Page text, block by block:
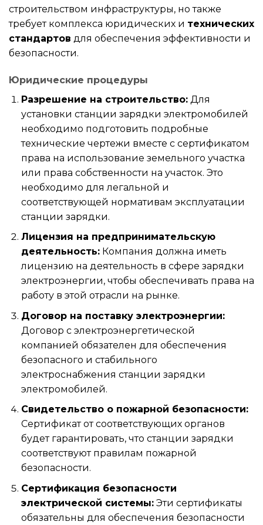
строительством инфраструктуры, но также
требует комплекса юридических и технических
стандартов для обеспечения эффективности и
безопасности.
Юридические процедуры
Разрешение на строительство:Для
установки станции зарядки электромобилей
необходимо подготовить подробные
технические чертежи вместе с сертификатом
права на использование земельного участка
или права собственности на участок. Это
необходимо для легальной и
соответствующей нормативам эксплуатации
станции зарядки.
Лицензия на предпринимательскую
деятельность:Компания должна иметь
лицензию на деятельность в сфере зарядки
электроэнергии, чтобы обеспечивать права на
работу в этой отрасли на рынке.
Договор на поставку электроэнергии:
Договор с электроэнергетической
компанией обязателен для обеспечения
безопасного и стабильного
электроснабжения станции зарядки
электромобилей.
Свидетельство о пожарной безопасности:
Сертификат от соответствующих органов
будет гарантировать, что станции зарядки
соответствуют правилам пожарной
безопасности.
Сертификация безопасности
электрической системы:Эти сертификаты
обязательны для обеспечения безопасности